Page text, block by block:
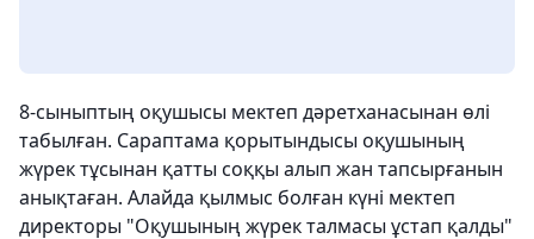
8-сыныптың оқушысы мектеп дәретханасынан өлі
табылған. Сараптама қорытындысы оқушының
жүрек тұсынан қатты соққы алып жан тапсырғанын
анықтаған. Алайда қылмыс болған күні мектеп
директоры "Оқушының жүрек талмасы ұстап қалды"